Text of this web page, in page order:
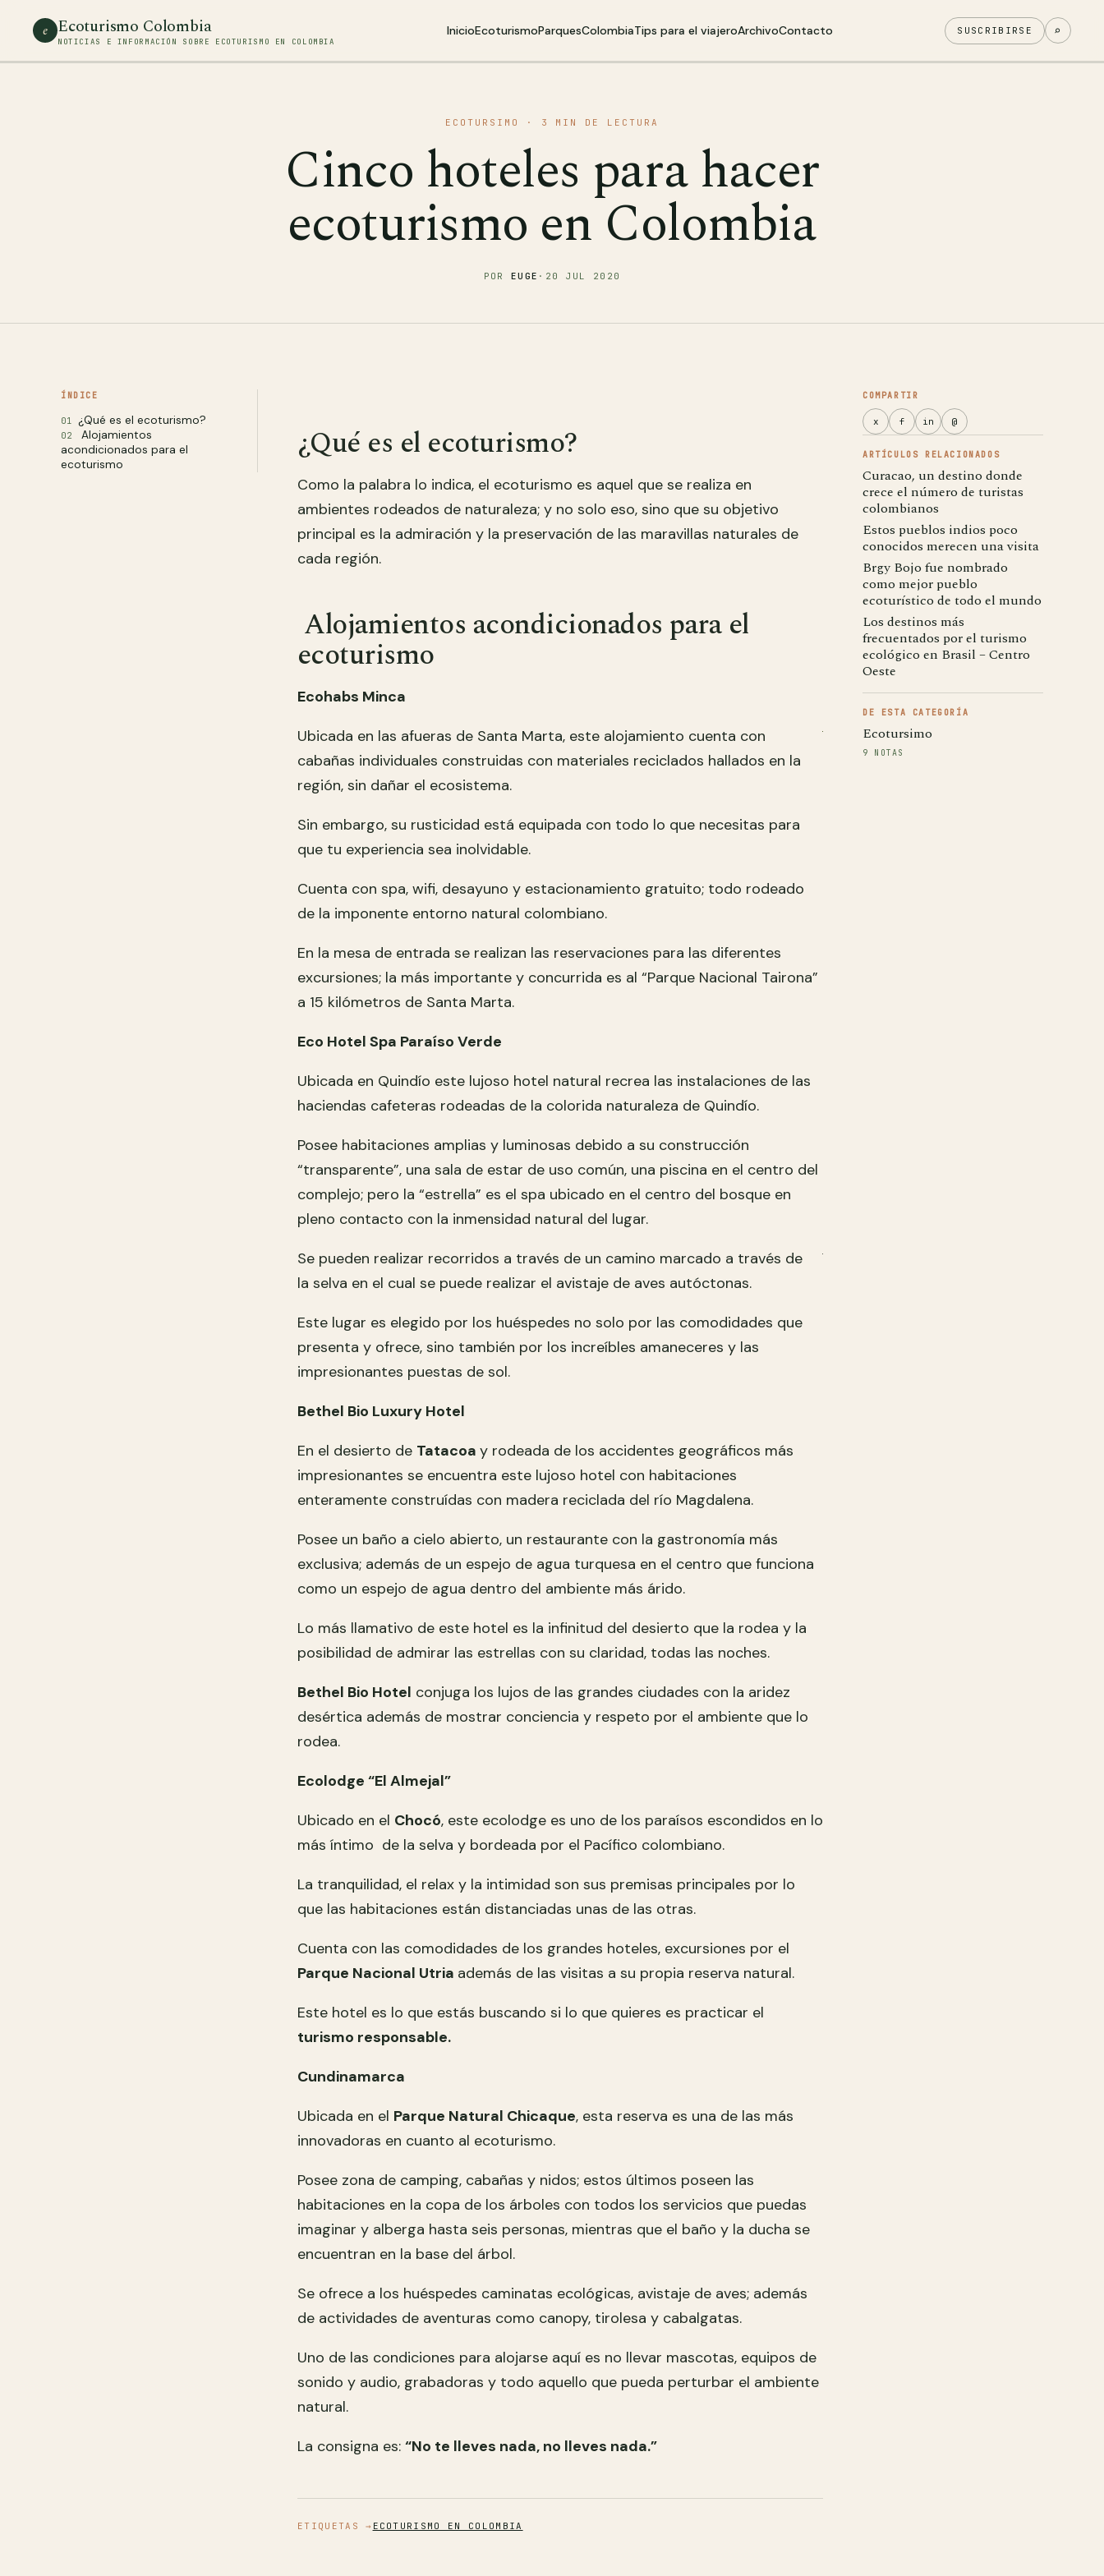
e Ecoturismo Colombia
NOTICIAS E INFORMACIÓN SOBRE ECOTURISMO EN COLOMBIA
InicioEcoturismoParquesColombiaTips para el viajeroArchivoContacto SUSCRIBIRSE ⌕
ECOTURSIMO · 3 MIN DE LECTURA
Cinco hoteles para hacer
ecoturismo en Colombia
POREUGE · 20 JUL 2020
ÍNDICE
¿Qué es el ecoturismo?
Alojamientos
acondicionados para el
ecoturismo
¿Qué es el ecoturismo?
Como la palabra lo indica, el ecoturismo es aquel que se realiza en
ambientes rodeados de naturaleza; y no solo eso, sino que su objetivo
principal es la admiración y la preservación de las maravillas naturales de
cada región.
Alojamientos acondicionados para el
ecoturismo
Ecohabs Minca
Ubicada en las afueras de Santa Marta, este alojamiento cuenta con
cabañas individuales construidas con materiales reciclados hallados en la
región, sin dañar el ecosistema.
Sin embargo, su rusticidad está equipada con todo lo que necesitas para
que tu experiencia sea inolvidable.
Cuenta con spa, wifi, desayuno y estacionamiento gratuito; todo rodeado
de la imponente entorno natural colombiano.
En la mesa de entrada se realizan las reservaciones para las diferentes
excursiones; la más importante y concurrida es al “Parque Nacional Tairona”
a 15 kilómetros de Santa Marta.
Eco Hotel Spa Paraíso Verde
Ubicada en Quindío este lujoso hotel natural recrea las instalaciones de las
haciendas cafeteras rodeadas de la colorida naturaleza de Quindío.
Posee habitaciones amplias y luminosas debido a su construcción
“transparente”, una sala de estar de uso común, una piscina en el centro del
complejo; pero la “estrella” es el spa ubicado en el centro del bosque en
pleno contacto con la inmensidad natural del lugar.
Se pueden realizar recorridos a través de un camino marcado a través de
la selva en el cual se puede realizar el avistaje de aves autóctonas.
Este lugar es elegido por los huéspedes no solo por las comodidades que
presenta y ofrece, sino también por los increíbles amaneceres y las
impresionantes puestas de sol.
Bethel Bio Luxury Hotel
En el desierto de Tatacoa y rodeada de los accidentes geográficos más
impresionantes se encuentra este lujoso hotel con habitaciones
enteramente construídas con madera reciclada del río Magdalena.
Posee un baño a cielo abierto, un restaurante con la gastronomía más
exclusiva; además de un espejo de agua turquesa en el centro que funciona
como un espejo de agua dentro del ambiente más árido.
Lo más llamativo de este hotel es la infinitud del desierto que la rodea y la
posibilidad de admirar las estrellas con su claridad, todas las noches.
Bethel Bio Hotel conjuga los lujos de las grandes ciudades con la aridez
desértica además de mostrar conciencia y respeto por el ambiente que lo
rodea.
Ecolodge “El Almejal”
Ubicado en el Chocó, este ecolodge es uno de los paraísos escondidos en lo
más íntimo de la selva y bordeada por el Pacífico colombiano.
La tranquilidad, el relax y la intimidad son sus premisas principales por lo
que las habitaciones están distanciadas unas de las otras.
Cuenta con las comodidades de los grandes hoteles, excursiones por el
Parque Nacional Utria además de las visitas a su propia reserva natural.
Este hotel es lo que estás buscando si lo que quieres es practicar el
turismo responsable.
Cundinamarca
Ubicada en el Parque Natural Chicaque, esta reserva es una de las más
innovadoras en cuanto al ecoturismo.
Posee zona de camping, cabañas y nidos; estos últimos poseen las
habitaciones en la copa de los árboles con todos los servicios que puedas
imaginar y alberga hasta seis personas, mientras que el baño y la ducha se
encuentran en la base del árbol.
Se ofrece a los huéspedes caminatas ecológicas, avistaje de aves; además
de actividades de aventuras como canopy, tirolesa y cabalgatas.
Uno de las condiciones para alojarse aquí es no llevar mascotas, equipos de
sonido y audio, grabadoras y todo aquello que pueda perturbar el ambiente
natural.
La consigna es: “No te lleves nada, no lleves nada.”
ETIQUETAS → ECOTURISMO EN COLOMBIA
COMPARTIR
x f in @
ARTÍCULOS RELACIONADOS
Curacao, un destino donde
crece el número de turistas
colombianos
Estos pueblos indios poco
conocidos merecen una visita
Brgy Bojo fue nombrado
como mejor pueblo
ecoturístico de todo el mundo
Los destinos más
frecuentados por el turismo
ecológico en Brasil – Centro
Oeste
DE ESTA CATEGORÍA
Ecotursimo
9 NOTAS